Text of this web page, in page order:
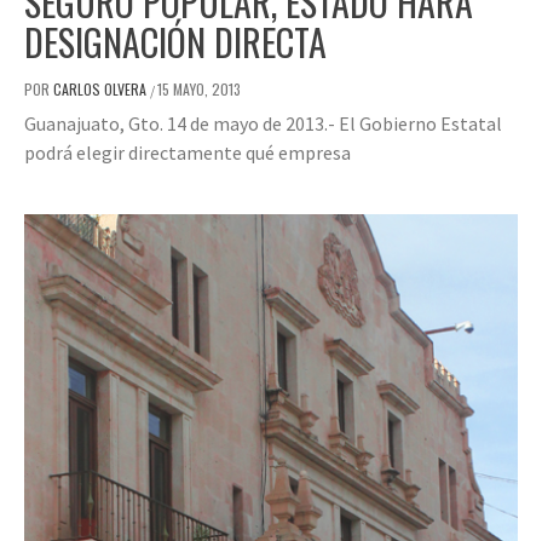
DESIGNACIÓN DIRECTA
POR CARLOS OLVERA /15 MAYO, 2013
Guanajuato, Gto. 14 de mayo de 2013.- El Gobierno Estatal
podrá elegir directamente qué empresa